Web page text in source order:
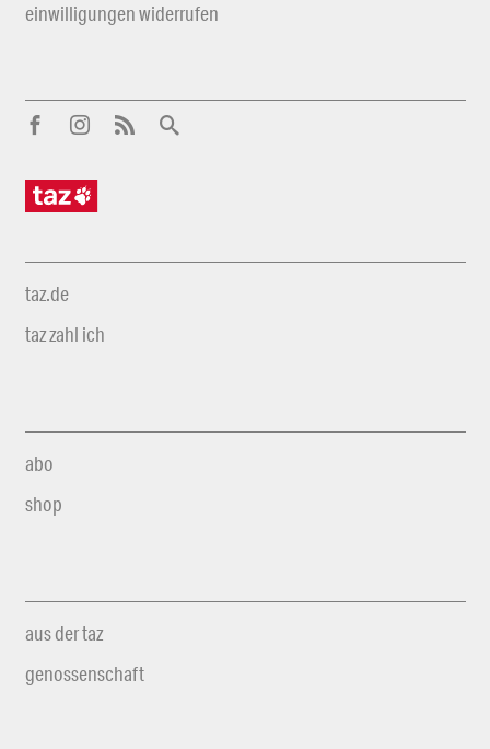
einwilligungen widerrufen
taz.de
taz zahl ich
abo
shop
aus der taz
genossenschaft